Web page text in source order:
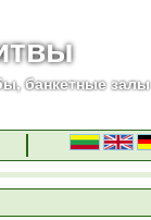
банкетные залы